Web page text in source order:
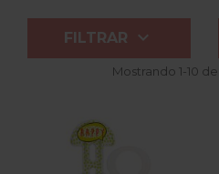
FILTRAR 
Mostrando 1-10